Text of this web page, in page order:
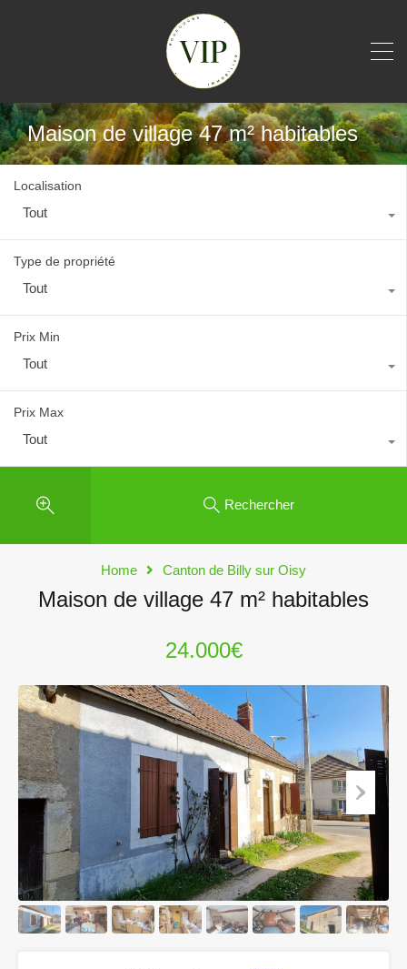
Maison de village 47 m² habitables
Localisation
Tout
Type de propriété
Tout
Prix Min
Tout
Prix Max
Tout
Rechercher
Home Canton de Billy sur Oisy
Maison de village 47 m² habitables
24.000€